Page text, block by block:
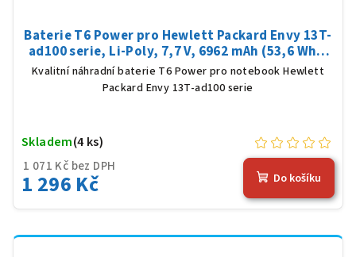
Baterie T6 Power pro Hewlett Packard Envy 13T-
ad100 serie, Li-Poly, 7,7 V, 6962 mAh (53,6 Wh),
černá
Kvalitní náhradní baterie T6 Power pro notebook Hewlett
Packard Envy 13T-ad100 serie
1 071 Kč bez DPH
1 296 Kč
Skladem(4 ks)
Do košíku